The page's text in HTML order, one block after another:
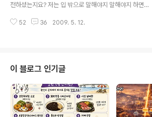
기차역에서 준영이가 ‘아빠 가지마!’라고 외치며 눈물을 흘
전하셨는지요? 저는 입 밖으로 말해야지 말해야지 하면서
에게는 장난스럽게다로 말을 건넜는데, 아버지에게는 말로
아버지에 대한 이야기가 한경에 실렸습니다. 아마도 그것
이 우리 대한민국의 또 다른 아버지의 모습이 아닐까하는
생각이 들어 어버이날에 맞춰 실린 것 같습니다. 한국경제
신문에서 운영하는 한경비즈니스에 보냈던 원고입니다. 읽
어보시고 아버지라는 존재에 대해서 다시 한 번 생각할 수
있는 계기가 되었으면 하는 바람을 가져봅니다. 혹자..
52 36 2009. 5. 12.
이 블로그 인기글